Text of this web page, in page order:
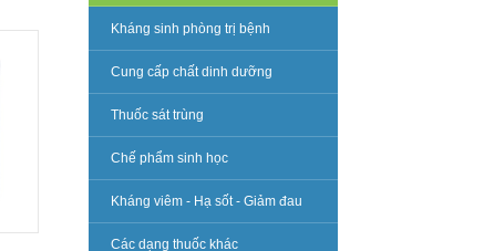
Kháng sinh phòng trị bệnh
Cung cấp chất dinh dưỡng
Thuốc sát trùng
Chế phẩm sinh học
Kháng viêm - Hạ sốt - Giảm đau
Các dạng thuốc khác